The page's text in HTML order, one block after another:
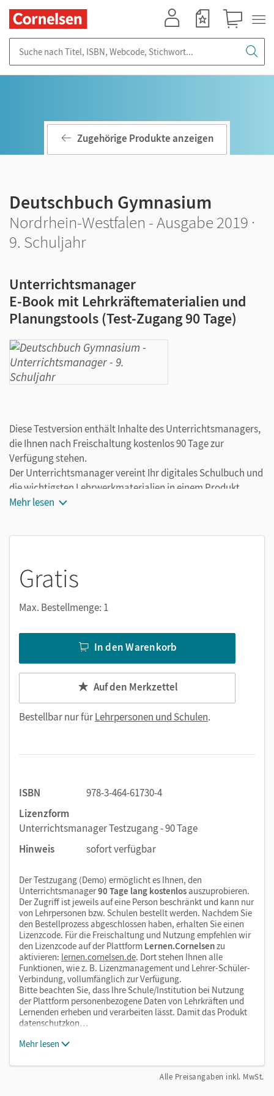
Zugehörige Produkte anzeigen
Deutschbuch Gymnasium
Nordrhein-Westfalen - Ausgabe 2019 ·
9. Schuljahr
Unterrichtsmanager
E-Book mit Lehrkräftematerialien und
Planungstools (Test-Zugang 90 Tage)
Diese Testversion enthält Inhalte des Unterrichtsmanagers,
die Ihnen nach Freischaltung kostenlos 90 Tage zur
Verfügung stehen.
Der Unterrichtsmanager vereint Ihr digitales Schulbuch und
die wichtigsten Lehrwerkmaterialien in einem Produkt.
Ergänzt um hilfreiche Planungstools, vereinfacht er Ihre
Mehr lesen
Gratis
Max. Bestellmenge: 1
In den Warenkorb
Auf den Merkzettel
Bestellbar nur fürLehrpersonen und Schulen.
ISBN
978-3-464-61730-4
Lizenzform
Unterrichtsmanager Testzugang - 90 Tage
Hinweis
sofort verfügbar
Der Testzugang (Demo) ermöglicht es Ihnen, den
Unterrichtsmanager90 Tage lang kostenlosauszuprobieren.
Der Zugriff ist jeweils auf eine Person beschränkt und kann nur
von Lehrpersonen bzw. Schulen bestellt werden. Nachdem Sie
den Bestellprozess abgeschlossen haben, erhalten Sie einen
Lizenzcode. Für die Freischaltung und Nutzung empfehlen wir
den Lizenzcode auf der Plattform Lernen.Cornelsenzu
aktivieren: lernen.cornelsen.de. Dort stehen Ihnen alle
Funktionen, wie z. B. Lizenzmanagement und Lehrer-Schüler-
Verbindung, vollumfänglich zur Verfügung.
Bitte beachten Sie, dass Ihre Schule/Institution bei Nutzung
der Plattform personenbezogene Daten von Lehrkräften und
Lernenden erheben und verarbeiten lässt. Damit das Produkt
datenschutzkon…
Mehr lesen
Alle Preisangaben inkl. MwSt.